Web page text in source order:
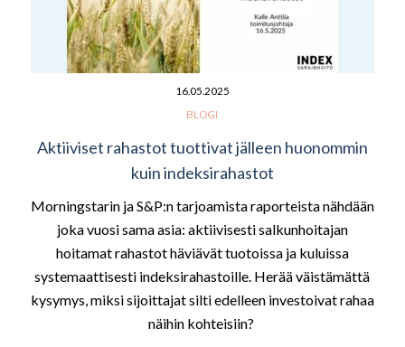
16.05.2025
BLOGI
Aktiiviset rahastot tuottivat jälleen huonommin
kuin indeksirahastot
Morningstarin ja S&P:n tarjoamista raporteista nähdään
joka vuosi sama asia: aktiivisesti salkunhoitajan
hoitamat rahastot häviävät tuotoissa ja kuluissa
systemaattisesti indeksirahastoille. Herää väistämättä
kysymys, miksi sijoittajat silti edelleen investoivat rahaa
näihin kohteisiin?